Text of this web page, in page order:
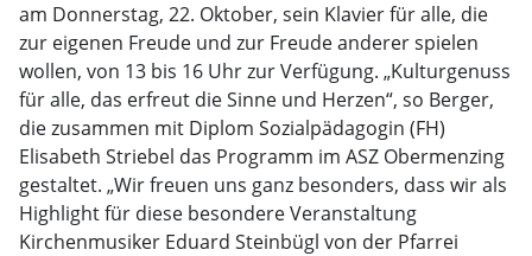
am Donnerstag, 22. Oktober, sein Klavier für alle, die
zur eigenen Freude und zur Freude anderer spielen
wollen, von 13 bis 16 Uhr zur Verfügung. „Kulturgenuss
für alle, das erfreut die Sinne und Herzen“, so Berger,
die zusammen mit Diplom Sozialpädagogin (FH)
Elisabeth Striebel das Programm im ASZ Obermenzing
gestaltet. „Wir freuen uns ganz besonders, dass wir als
Highlight für diese besondere Veranstaltung
Kirchenmusiker Eduard Steinbügl von der Pfarrei